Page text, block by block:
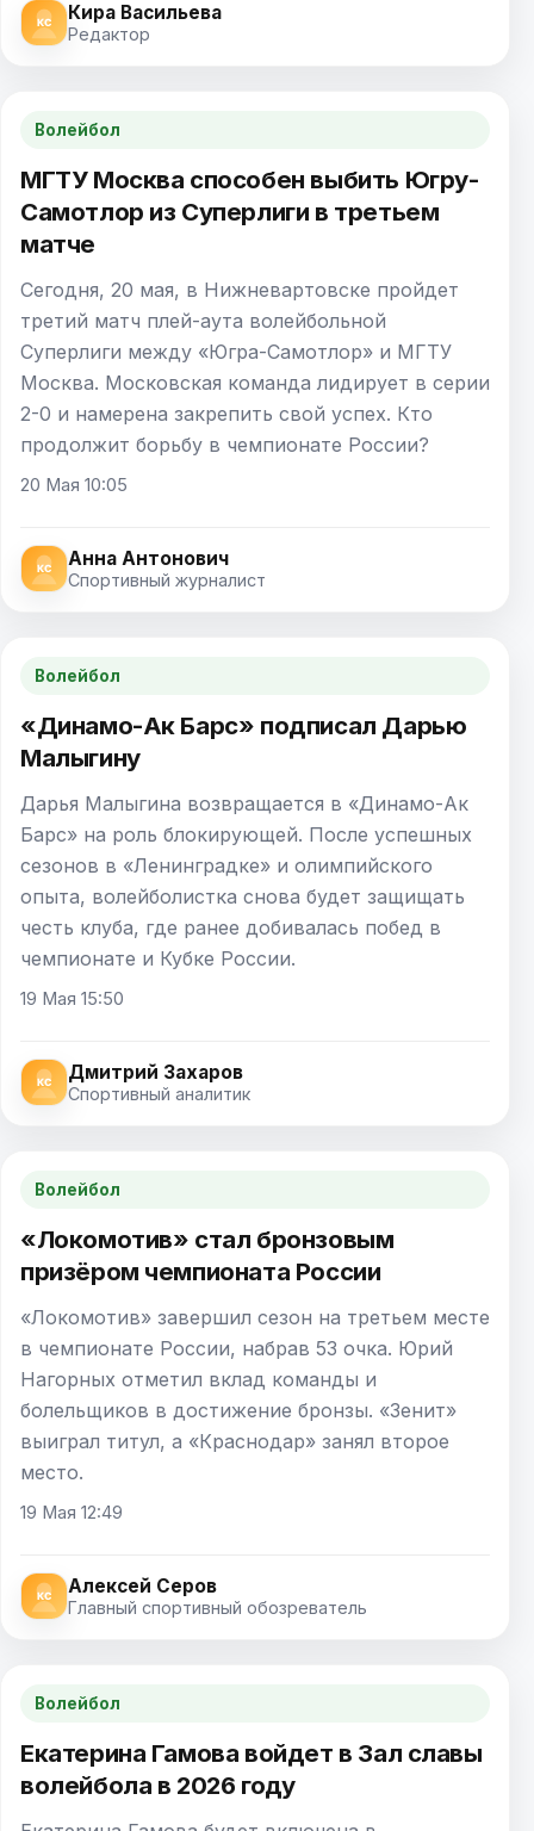
Кира Васильева
Редактор
Волейбол
МГТУ Москва способен выбить Югру-
Самотлор из Суперлиги в третьем
матче
Сегодня, 20 мая, в Нижневартовске пройдет
третий матч плей-аута волейбольной
Суперлиги между «Югра-Самотлор» и МГТУ
Москва. Московская команда лидирует в серии
2-0 и намерена закрепить свой успех. Кто
продолжит борьбу в чемпионате России?
20 Мая 10:05
Анна Антонович
Спортивный журналист
Волейбол
«Динамо-Ак Барс» подписал Дарью
Малыгину
Дарья Малыгина возвращается в «Динамо-Ак
Барс» на роль блокирующей. После успешных
сезонов в «Ленинградке» и олимпийского
опыта, волейболистка снова будет защищать
честь клуба, где ранее добивалась побед в
чемпионате и Кубке России.
19 Мая 15:50
Дмитрий Захаров
Спортивный аналитик
Волейбол
«Локомотив» стал бронзовым
призёром чемпионата России
«Локомотив» завершил сезон на третьем месте
в чемпионате России, набрав 53 очка. Юрий
Нагорных отметил вклад команды и
болельщиков в достижение бронзы. «Зенит»
выиграл титул, а «Краснодар» занял второе
место.
19 Мая 12:49
Алексей Серов
Главный спортивный обозреватель
Волейбол
Екатерина Гамова войдет в Зал славы
волейбола в 2026 году